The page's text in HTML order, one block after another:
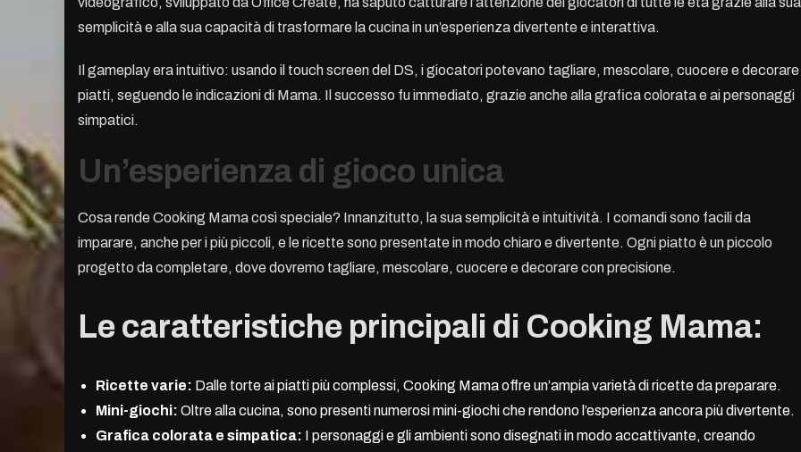
semplicità e alla sua capacità di trasformare la cucina in un’esperienza divertente e interattiva.
Il gameplay era intuitivo: usando il touch screen del DS, i giocatori potevano tagliare, mescolare, cuocere e decorare
piatti, seguendo le indicazioni di Mama. Il successo fu immediato, grazie anche alla grafica colorata e ai personaggi
simpatici.
Un’esperienza di gioco unica
Cosa rende Cooking Mama così speciale? Innanzitutto, la sua semplicità e intuitività. I comandi sono facili da
imparare, anche per i più piccoli, e le ricette sono presentate in modo chiaro e divertente. Ogni piatto è un piccolo
progetto da completare, dove dovremo tagliare, mescolare, cuocere e decorare con precisione.
Le caratteristiche principali di Cooking Mama:
Ricette varie: Dalle torte ai piatti più complessi, Cooking Mama offre un’ampia varietà di ricette da preparare.
Mini-giochi: Oltre alla cucina, sono presenti numerosi mini-giochi che rendono l’esperienza ancora più divertente.
Grafica colorata e simpatica: I personaggi e gli ambienti sono disegnati in modo accattivante, creando